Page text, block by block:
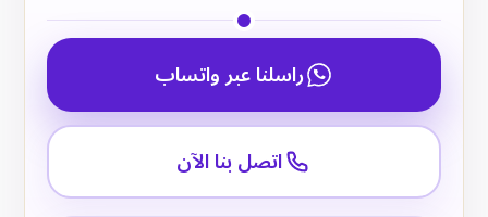
راسلنا عبر واتساب
اتصل بنا الآن